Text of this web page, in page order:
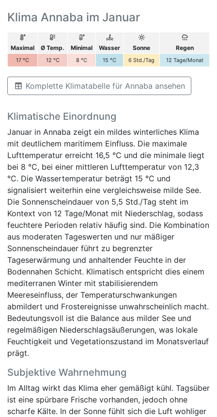
Klima Annaba im Januar
Maximal Ø Temp. Minimal Wasser Sonne Regen
17 °C 12 °C 8 °C 15 °C 6 Std./Tag 12 Tage/Monat
Komplette Klimatabelle für Annaba ansehen
Klimatische Einordnung
Januar in Annaba zeigt ein mildes winterliches Klima
mit deutlichem maritimem Einfluss. Die maximale
Lufttemperatur erreicht 16,5 °C und die minimale liegt
bei 8 °C, bei einer mittleren Lufttemperatur von 12,3
°C. Die Wassertemperatur beträgt 15 °C und
signalisiert weiterhin eine vergleichsweise milde See.
Die Sonnenscheindauer von 5,5 Std./Tag steht im
Kontext von 12 Tage/Monat mit Niederschlag, sodass
feuchtere Perioden relativ häufig sind. Die Kombination
aus moderaten Tageswerten und nur mäßiger
Sonnenscheindauer führt zu begrenzter
Tageserwärmung und anhaltender Feuchte in der
Bodennahen Schicht. Klimatisch entspricht dies einem
mediterranen Winter mit stabilisierendem
Meereseinfluss, der Temperaturschwankungen
abmildert und Frostereignisse unwahrscheinlich macht.
Bedeutungsvoll ist die Balance aus milder See und
regelmäßigen Niederschlagsäußerungen, was lokale
Feuchtigkeit und Vegetationszustand im Monatsverlauf
prägt.
Subjektive Wahrnehmung
Im Alltag wirkt das Klima eher gemäßigt kühl. Tagsüber
ist eine spürbare Frische vorhanden, jedoch ohne
scharfe Kälte. In der Sonne fühlt sich die Luft wohliger